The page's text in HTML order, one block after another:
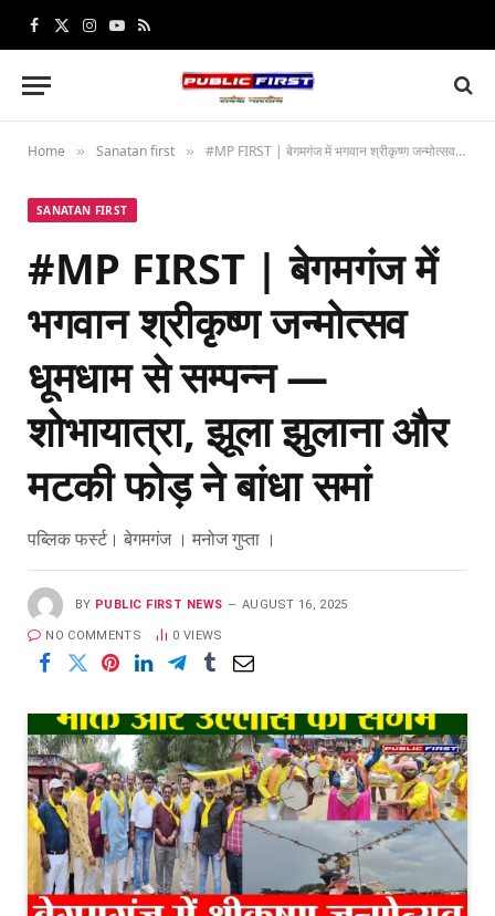
Facebook
X
Instagram
YouTube
RSS
Home » Sanatan first » #MP FIRST | बेगमगंज में भगवान श्रीकृष्ण जन्मोत्सव धूमधाम से सम्पन्न — शोभायात्रा, झूला झुलाना और मटकी फोड़ ने बांधा समां
SANATAN FIRST
#MP FIRST | बेगमगंज में
भगवान श्रीकृष्ण जन्मोत्सव
धूमधाम से सम्पन्न —
शोभायात्रा, झूला झुलाना और
मटकी फोड़ ने बांधा समां
पब्लिक फर्स्ट। बेगमगंज । मनोज गुप्ता ।
BY PUBLIC FIRST NEWS AUGUST 16, 2025
NO COMMENTS 0 VIEWS